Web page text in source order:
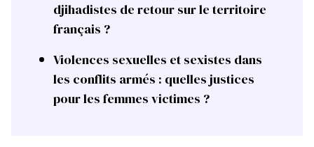
djihadistes de retour sur le territoire
français ?
Violences sexuelles et sexistes dans
les conflits armés : quelles justices
pour les femmes victimes ?